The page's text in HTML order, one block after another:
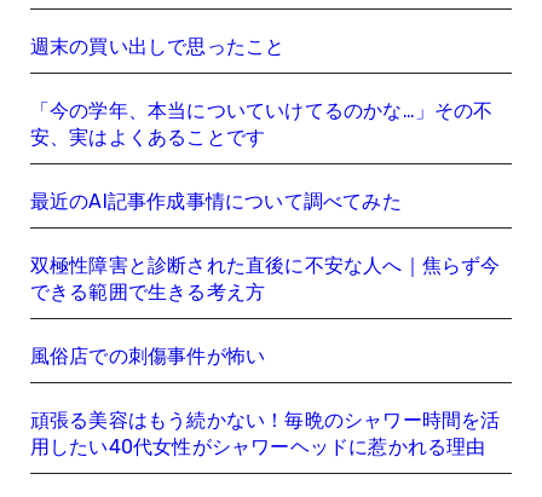
週末の買い出しで思ったこと
「今の学年、本当についていけてるのかな…」その不
安、実はよくあることです
最近のAI記事作成事情について調べてみた
双極性障害と診断された直後に不安な人へ｜焦らず今
できる範囲で生きる考え方
風俗店での刺傷事件が怖い
頑張る美容はもう続かない！毎晩のシャワー時間を活
用したい40代女性がシャワーヘッドに惹かれる理由